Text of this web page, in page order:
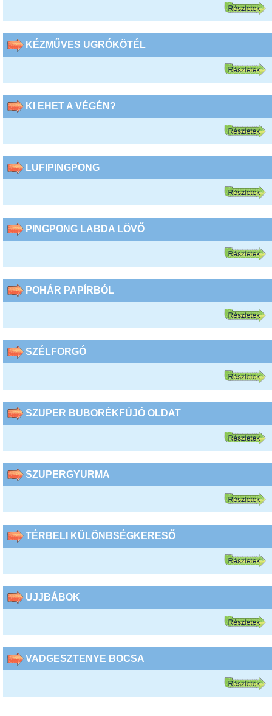
KÉZMŰVES UGRÓKÖTÉL
KI EHET A VÉGÉN?
LUFIPINGPONG
PINGPONG LABDA LÖVŐ
POHÁR PAPÍRBÓL
SZÉLFORGÓ
SZUPER BUBORÉKFÚJÓ OLDAT
SZUPERGYURMA
TÉRBELI KÜLÖNBSÉGKERESŐ
UJJBÁBOK
VADGESZTENYE BOCSA